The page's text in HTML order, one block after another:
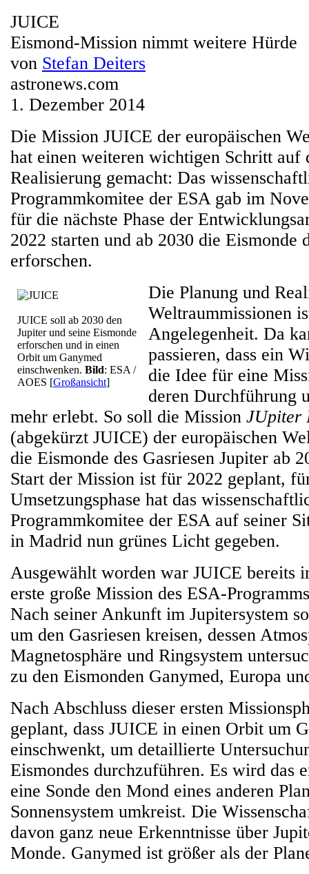
JUICE
Eismond-Mission nimmt weitere Hürde
von Stefan Deiters
astronews.com
1. Dezember 2014
Die Mission JUICE der europäischen
hat einen weiteren wichtigen Schritt auf
Realisierung gemacht: Das
Programmkomitee der ESA gab im
für die nächste Phase der
2022 starten und ab 2030 die Eismonde
erforschen.
JUICE soll ab 2030 den
Jupiter und seine Eismonde
erforschen und in einen
Orbit um Ganymed
einschwenken. Bild: ESA /
AOES [Großansicht]
Die Planung und
Weltraummissionen
Angelegenheit. Da
passieren, dass ein
die Idee für eine
deren Durchführung
mehr erlebt. So soll die Mission JUpiter
(abgekürzt JUICE) der europäischen
die Eismonde des Gasriesen Jupiter ab
Start der Mission ist für 2022 geplant,
Umsetzungsphase hat das
Programmkomitee der ESA auf seiner
in Madrid nun grünes Licht gegeben.
Ausgewählt worden war JUICE bereits
erste große Mission des ESA-
Nach seiner Ankunft im Jupitersystem
um den Gasriesen kreisen, dessen
Magnetosphäre und Ringsystem
zu den Eismonden Ganymed, Europa
Nach Abschluss dieser ersten
geplant, dass JUICE in einen Orbit um
einschwenkt, um detaillierte
Eismondes durchzuführen. Es wird das
eine Sonde den Mond eines anderen
Sonnensystem umkreist. Die
davon ganz neue Erkenntnisse über
Monde. Ganymed ist größer als der